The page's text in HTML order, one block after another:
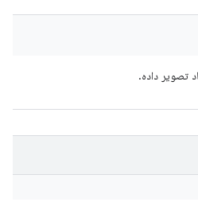
تصویر داده.